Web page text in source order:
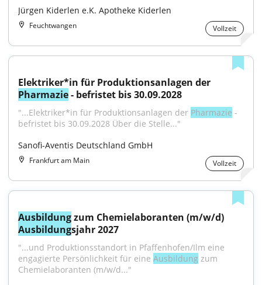
Jürgen Kiderlen e.K. Apotheke Kiderlen
Feuchtwangen Vollzeit
Pharmazie - befristet bis 30.09.2028
"...Elektriker*in für Produktionsanlagen der Pharmazie -
befristet bis 30.09.2028 Über die Stelle..."
Sanofi-Aventis Deutschland GmbH
Frankfurt am Main Vollzeit
Ausbildung
Ausbildungsjahr 2027
"...und Produktionsstandort in Pfaffenhofen/Ilm eine
engagierte Persönlichkeit für eine Ausbildung zum
Chemielaboranten (m/w/d..."